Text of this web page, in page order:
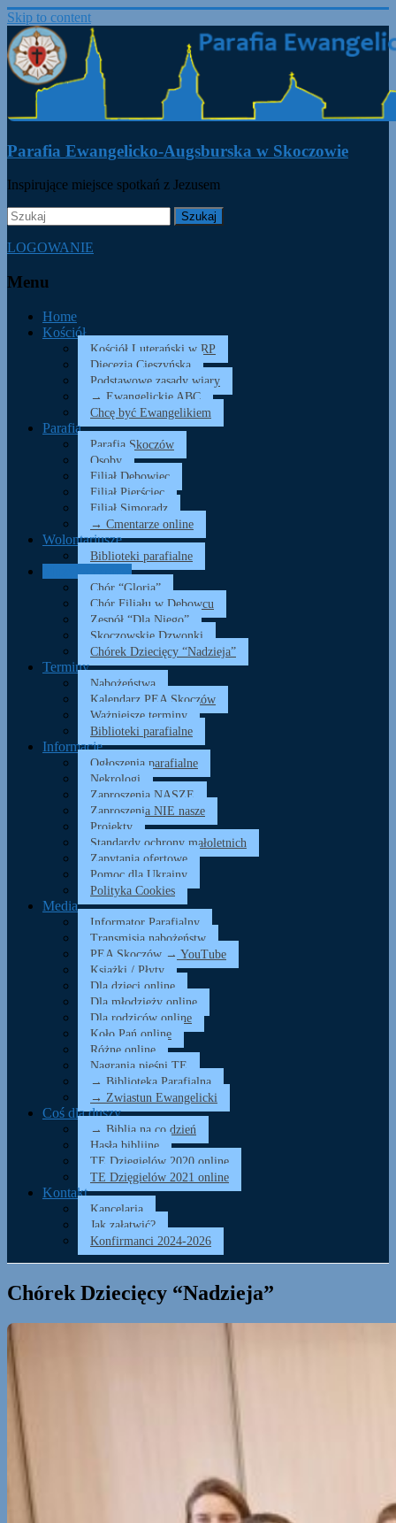
Skip to content
Parafia Ewangelicko-Augsburska w Skoczowie
Inspirujące miejsce spotkań z Jezusem
LOGOWANIE
Menu
Home
Kościół
Kościół Luterański w RP
Diecezja Cieszyńska
Podstawowe zasady wiary
→ Ewangelickie ABC
Chcę być Ewangelikiem
Parafia
Parafia Skoczów
Osoby
Filiał Dębowiec
Filiał Pierściec
Filiał Simoradz
→ Cmentarze online
Wolontariusze
Biblioteki parafialne
Muzyka i śpiew
Chór “Gloria”
Chór Filiału w Dębowcu
Zespół “Dla Niego”
Skoczowskie Dzwonki
Chórek Dziecięcy “Nadzieja”
Terminy
Nabożeństwa
Kalendarz PEA Skoczów
Ważniejsze terminy
Biblioteki parafialne
Informacje
Ogłoszenia parafialne
Nekrologi
Zaproszenia NASZE
Zaproszenia NIE nasze
Projekty
Standardy ochrony małoletnich
Zapytania ofertowe
Pomoc dla Ukrainy
Polityka Cookies
Media
Informator Parafialny
Transmisja nabożeństw
PEA Skoczów → YouTube
Książki / Płyty
Dla dzieci online
Dla młodzieży online
Dla rodziców online
Koło Pań online
Różne online
Nagrania pieśni TE
→ Biblioteka Parafialna
→ Zwiastun Ewangelicki
Coś dla duszy…
→ Biblia na co dzień
Hasła biblijne
TE Dzięgielów 2020 online
TE Dzięgielów 2021 online
Kontakt
Kancelaria
Jak załatwić?
Konfirmanci 2024-2026
Chórek Dziecięcy “Nadzieja”